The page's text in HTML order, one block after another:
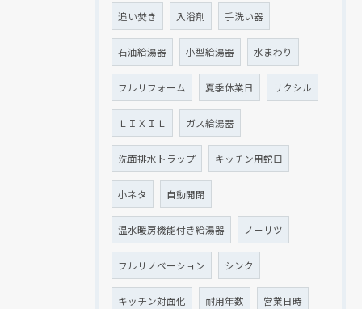
追い焚き 入浴剤 手洗い器
石油給湯器 小型給湯器 水まわり
フルリフォーム 夏季休業日 リクシル
ＬＩＸＩＬ ガス給湯器
洗面排水トラップ キッチン用蛇口
小ネタ 自動開閉
温水暖房機能付き給湯器 ノーリツ
フルリノベーション シンク
キッチン対面化 耐用年数 営業日時